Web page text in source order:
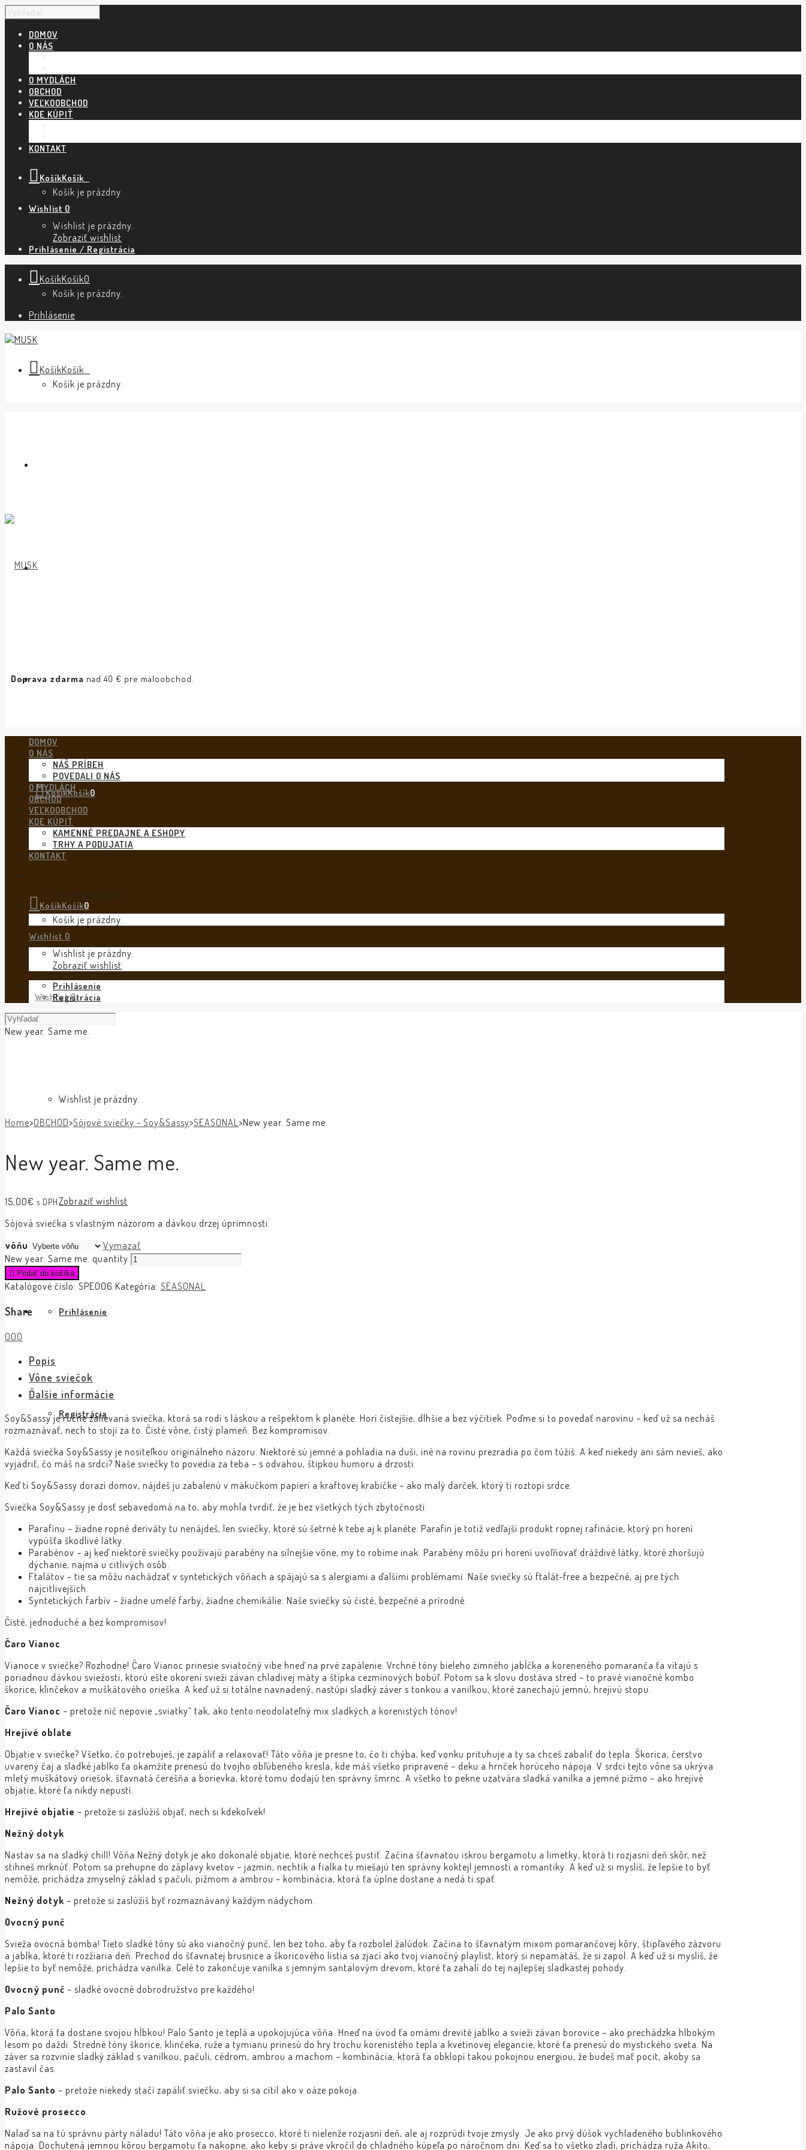
DOMOV
O NÁS
O MYDLÁCH
OBCHOD
VEĽKOOBCHOD
KDE KÚPIŤ
KONTAKT
KošíkKošík
Košík je prázdny.
Wishlist 0
Wishlist je prázdny.
Zobraziť wishlist
Prihlásenie / Registrácia
KošíkKošík0
Košík je prázdny.
Prihlásenie
KošíkKošík
Košík je prázdny.
Doprava zdarma nad 40 € pre maloobchod.
KošíkKošík0
Košík je prázdny.
Wishlist 0
Wishlist je prázdny.
Zobraziť wishlist
Prihlásenie
Registrácia
DOMOV
O NÁS
NÁŠ PRÍBEH
POVEDALI O NÁS
O MYDLÁCH
OBCHOD
VEĽKOOBCHOD
KDE KÚPIŤ
KAMENNÉ PREDAJNE A ESHOPY
TRHY A PODUJATIA
KONTAKT
KošíkKošík0
Košík je prázdny.
Wishlist 0
Wishlist je prázdny.
Zobraziť wishlist
Prihlásenie
Registrácia
New year. Same me.
Home>OBCHOD>Sójové sviečky - Soy&Sassy>SEASONAL>New year. Same me.
New year. Same me.
15,00€ s DPH
Sójová sviečka s vlastným názorom a dávkou drzej úprimnosti.
vôňu
Vymazať
New year. Same me. quantity
Pridať do košíka
Katalógové číslo: SPE006 Kategória: SEASONAL
Share
000
Popis
Vône sviečok
Ďalšie informácie
Soy&Sassy je ručne zalievaná sviečka, ktorá sa rodí s láskou a rešpektom k planéte. Horí čistejšie, dlhšie a bez výčitiek. Poďme si to povedať narovinu – keď už sa necháš
rozmaznávať, nech to stojí za to. Čisté vône, čistý plameň. Bez kompromisov.
Každá sviečka Soy&Sassy je nositeľkou originálneho názoru. Niektoré sú jemné a pohladia na duši, iné na rovinu prezradia po čom túžiš. A keď niekedy ani sám nevieš, ako
vyjadriť, čo máš na srdci? Naše sviečky to povedia za teba – s odvahou, štipkou humoru a drzosti.
Keď ti Soy&Sassy dorazí domov, nájdeš ju zabalenú v mäkučkom papieri a kraftovej krabičke – ako malý darček, ktorý ti roztopí srdce.
Sviečka Soy&Sassy je dosť sebavedomá na to, aby mohla tvrdiť, že je bez všetkých tých zbytočností:
Parafínu – žiadne ropné deriváty tu nenájdeš, len sviečky, ktoré sú šetrné k tebe aj k planéte. Parafín je totiž vedľajší produkt ropnej rafinácie, ktorý pri horení
vypúšťa škodlivé látky.
Parabénov – aj keď niektoré sviečky používajú parabény na silnejšie vône, my to robíme inak. Parabény môžu pri horení uvoľňovať dráždivé látky, ktoré zhoršujú
dýchanie, najmä u citlivých osôb.
Ftalátov – tie sa môžu nachádzať v syntetických vôňach a spájajú sa s alergiami a ďalšími problémami. Naše sviečky sú ftalát-free a bezpečné, aj pre tých
najcitlivejších.
Syntetických farbív – žiadne umelé farby, žiadne chemikálie. Naše sviečky sú čisté, bezpečné a prírodné.
Čisté, jednoduché a bez kompromisov!
Čaro Vianoc
Vianoce v sviečke? Rozhodne! Čaro Vianoc prinesie sviatočný vibe hneď na prvé zapálenie. Vrchné tóny bieleho zimného jabĺčka a koreneného pomaranča ťa vítajú s
poriadnou dávkou sviežosti, ktorú ešte okorení svieži závan chladivej mäty a štipka cezmínových bobúľ. Potom sa k slovu dostáva stred – to pravé vianočné kombo
škorice, klinčekov a muškátového orieška. A keď už si totálne navnadený, nastúpi sladký záver s tonkou a vanilkou, ktoré zanechajú jemnú, hrejivú stopu.
Čaro Vianoc – pretože nič nepovie „sviatky“ tak, ako tento neodolateľný mix sladkých a korenistých tónov!
Hrejivé oblate
Objatie v sviečke? Všetko, čo potrebuješ, je zapáliť a relaxovať! Táto vôňa je presne to, čo ti chýba, keď vonku prituhuje a ty sa chceš zabaliť do tepla. Škorica, čerstvo
uvarený čaj a sladké jablko ťa okamžite prenesú do tvojho obľúbeného kresla, kde máš všetko pripravené – deku a hrnček horúceho nápoja. V srdci tejto vône sa ukrýva
mletý muškátový oriešok, šťavnatá čerešňa a borievka, ktoré tomu dodajú ten správny šmrnc. A všetko to pekne uzatvára sladká vanilka a jemné pižmo – ako hrejivé
objatie, ktoré ťa nikdy nepustí.
Hrejivé objatie – pretože si zaslúžiš objať, nech si kdekoľvek!
Nežný dotyk
Nastav sa na sladký chill! Vôňa Nežný dotyk je ako dokonalé objatie, ktoré nechceš pustiť. Začína šťavnatou iskrou bergamotu a limetky, ktorá ti rozjasní deň skôr, než
stihneš mrknúť. Potom sa prehupne do záplavy kvetov – jazmín, nechtík a fialka tu miešajú ten správny koktejl jemnosti a romantiky. A keď už si myslíš, že lepšie to byť
nemôže, prichádza zmyselný základ s pačuli, pižmom a ambrou – kombinácia, ktorá ťa úplne dostane a nedá ti spať.
Nežný dotyk – pretože si zaslúžiš byť rozmaznávaný každým nádychom.
Ovocný punč
Svieža ovocná bomba! Tieto sladké tóny sú ako vianočný punč, len bez toho, aby ťa rozbolel žalúdok. Začína to šťavnatým mixom pomarančovej kôry, štipľavého zázvoru
a jablka, ktoré ti rozžiaria deň. Prechod do šťavnatej brusnice a škoricového lístia sa zjací ako tvoj vianočný playlist, ktorý si nepamätáš, že si zapol. A keď už si myslíš, že
lepšie to byť nemôže, prichádza vanilka. Celé to zakončuje vanilka s jemným santalovým drevom, ktoré ťa zahalí do tej najlepšej sladkastej pohody.
Ovocný punč – sladké ovocné dobrodružstvo pre každého!
Palo Santo
Vôňa, ktorá ťa dostane svojou hĺbkou! Palo Santo je teplá a upokojujúca vôňa. Hneď na úvod ťa omámi drevité jablko a svieži závan borovice – ako prechádzka hlbokým
lesom po daždi. Stredné tóny škorice, klinčeka, ruže a tymianu prinesú do hry trochu korenistého tepla a kvetinovej elegancie, ktoré ťa prenesú do mystického sveta. Na
záver sa rozvinie sladký základ s vanilkou, pačuli, cédrom, ambrou a machom – kombinácia, ktorá ťa obklopí takou pokojnou energiou, že budeš mať pocit, akoby sa
zastavil čas.
Palo Santo – pretože niekedy stačí zapáliť sviečku, aby si sa cítil ako v oáze pokoja.
Ružové prosecco
Nalaď sa na tú správnu párty náladu! Táto vôňa je ako prosecco, ktoré ti nielenže rozjasní deň, ale aj rozprúdi tvoje zmysly. Je ako prvý dúšok vychladeného bublinkového
nápoja. Dochutená jemnou kôrou bergamotu ťa nakopne, ako keby si práve vkročil do chladného kúpeľa po náročnom dni. Keď sa to všetko zladí, prichádza ruža Akito,